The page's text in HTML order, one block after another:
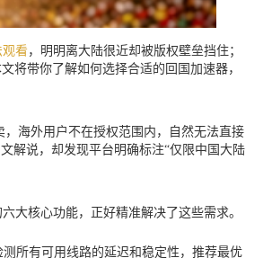
观看，明明离大陆很近却被版权壁垒挡住；
将带你了解如何选择合适的回国加速器，
海外用户不在授权范围内，自然无法直接
解说，却发现平台明确标注“仅限中国大陆
六大核心功能，正好精准解决了这些需求。
所有可用线路的延迟和稳定性，推荐最优